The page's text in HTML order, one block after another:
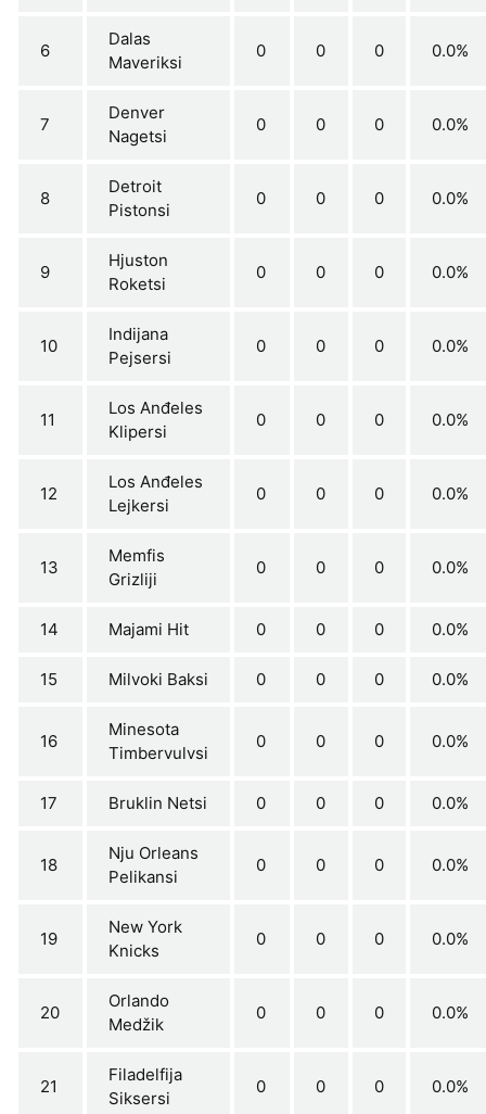
6
Dalas
Maveriksi
0 0 0 0.0%
7
Denver
Nagetsi
0 0 0 0.0%
8
Detroit
Pistonsi
0 0 0 0.0%
9
Hjuston
Roketsi
0 0 0 0.0%
10
Indijana
Pejsersi
0 0 0 0.0%
11
Los Anđeles
Klipersi
0 0 0 0.0%
12
Los Anđeles
Lejkersi
0 0 0 0.0%
13
Memfis
Grizliji
0 0 0 0.0%
14 Majami Hit 0 0 0 0.0%
15 Milvoki Baksi 0 0 0 0.0%
16
Minesota
Timbervulvsi
0 0 0 0.0%
17 Bruklin Netsi 0 0 0 0.0%
18
Nju Orleans
Pelikansi
0 0 0 0.0%
19
New York
Knicks
0 0 0 0.0%
20
Orlando
Medžik
0 0 0 0.0%
21
Filadelfija
Siksersi
0 0 0 0.0%